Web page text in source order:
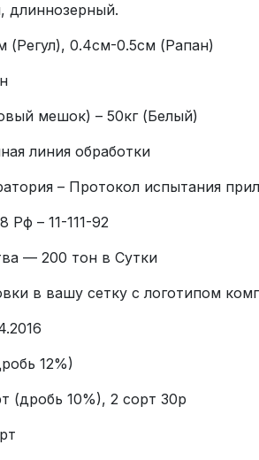
длиннозерный.
(Регул), 0.4см-0.5см (Рапан)
мешок) – 50кг (Белый)
линия обработки
– Протокол испытания
Рф – 11-111-92
— 200 тон в Сутки
в вашу сетку с логотипом
12%)
(дробь 10%), 2 сорт 30р